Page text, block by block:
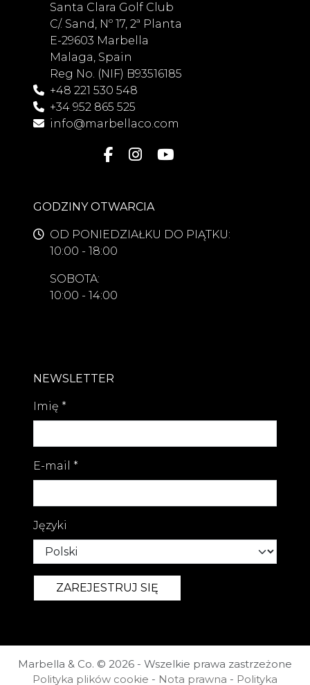
Santa Clara Golf Club
C/. Sand, Nº 17, 2ª Planta
E-29603 Marbella
Malaga, Spain
Reg No. (NIF) B93516185
+48 221 530 548
+34 952 865 525
info@marbellaco.com
GODZINY OTWARCIA
OD PONIEDZIAŁKU DO PIĄTKU:
10:00 - 18:00
SOBOTA:
10:00 - 14:00
NEWSLETTER
Imię *
E-mail *
Języki
Marbella & Co. © 2026 - Wszelkie prawa zastrzeżone
Polityka plików cookie - Nota prawna - Polityka